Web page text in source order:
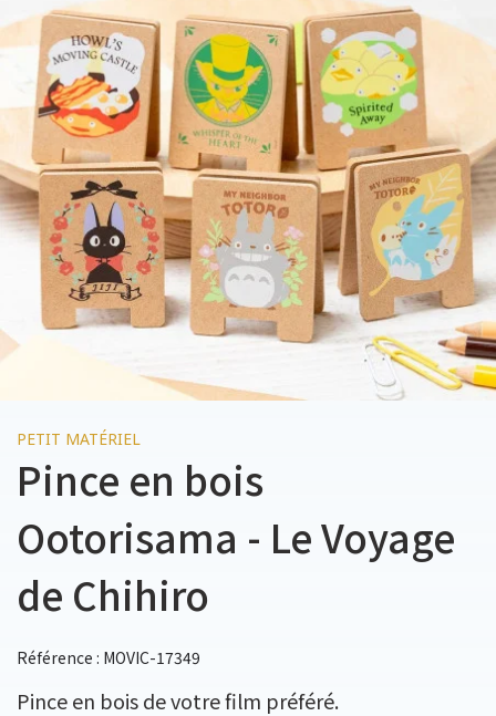
PETIT MATÉRIEL
Pince en bois
Ootorisama - Le Voyage
de Chihiro
Référence : MOVIC-17349
Pince en bois de votre film préféré.